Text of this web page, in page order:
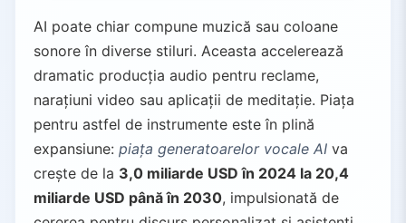
AI poate chiar compune muzică sau coloane
sonore în diverse stiluri. Aceasta accelerează
dramatic producția audio pentru reclame,
narațiuni video sau aplicații de meditație. Piața
pentru astfel de instrumente este în plină
expansiune: piața generatoarelor vocale AI va
crește de la 3,0 miliarde USD în 2024 la 20,4
miliarde USD până în 2030, impulsionată de